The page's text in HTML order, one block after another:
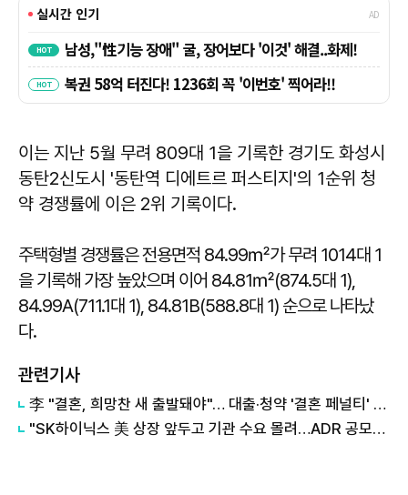
이는 지난 5월 무려 809대 1을 기록한 경기도 화성시
동탄2신도시 '동탄역 디에트르 퍼스티지'의 1순위 청
약 경쟁률에 이은 2위 기록이다.
주택형별 경쟁률은 전용면적 84.99㎡가 무려 1014대 1
을 기록해 가장 높았으며 이어 84.81㎡(874.5대 1),
84.99A(711.1대 1), 84.81B(588.8대 1) 순으로 나타났
다.
관련기사
李 "결혼, 희망찬 새 출발돼야"… 대출·청약 '결혼 페널티' 손본다
"SK하이닉스 美 상장 앞두고 기관 수요 몰려…ADR 공모에 7배 청약"